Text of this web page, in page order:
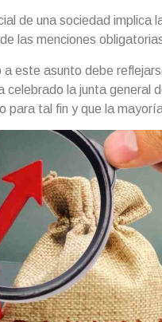
de una sociedad
las menciones
a este asunto debe
celebrado la junta general
para tal fin y que la